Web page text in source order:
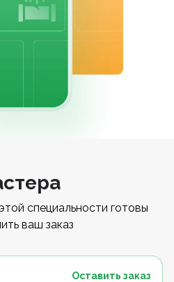
специальности готовы
ваш заказ
Оставить заказ